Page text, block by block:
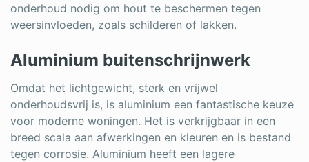
onderhoud nodig om hout te beschermen tegen
weersinvloeden, zoals schilderen of lakken.
Aluminium buitenschrijnwerk
Omdat het lichtgewicht, sterk en vrijwel
onderhoudsvrij is, is aluminium een fantastische keuze
voor moderne woningen. Het is verkrijgbaar in een
breed scala aan afwerkingen en kleuren en is bestand
tegen corrosie. Aluminium heeft een lagere